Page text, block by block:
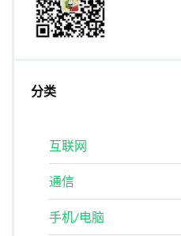
分类
互联网
通信
手机/电脑